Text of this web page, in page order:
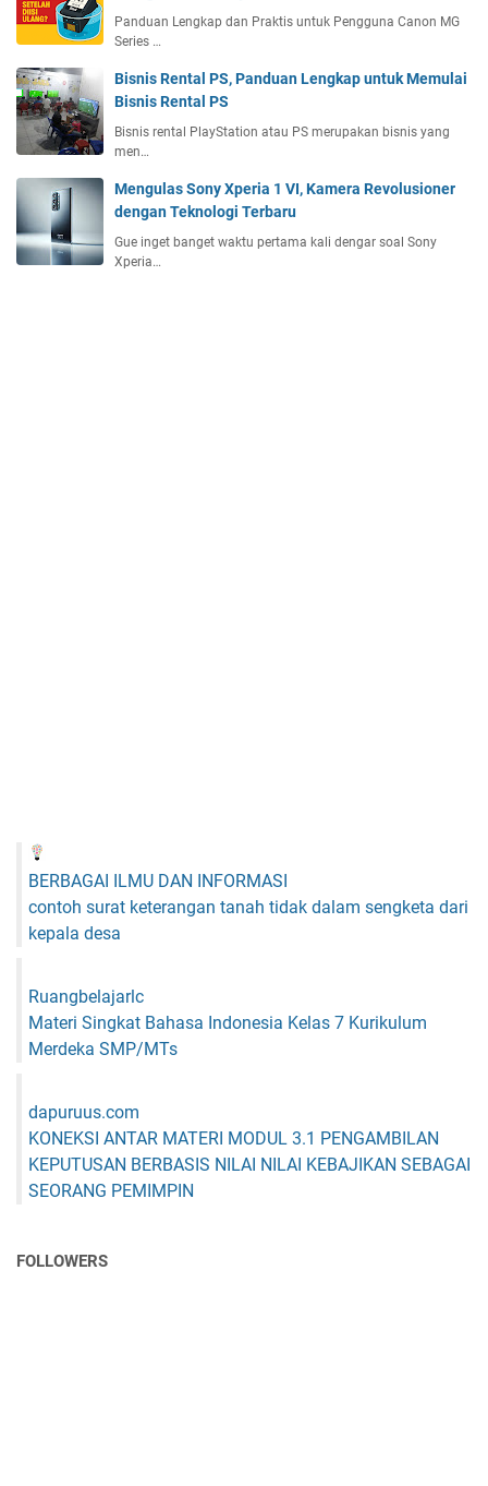
Panduan Lengkap dan Praktis untuk Pengguna Canon MG
Series …
Bisnis Rental PS, Panduan Lengkap untuk Memulai
Bisnis Rental PS
Bisnis rental PlayStation atau PS merupakan bisnis yang
men…
Mengulas Sony Xperia 1 VI, Kamera Revolusioner
dengan Teknologi Terbaru
Gue inget banget waktu pertama kali dengar soal Sony
Xperia…
BERBAGAI ILMU DAN INFORMASI
contoh surat keterangan tanah tidak dalam sengketa dari
kepala desa
Ruangbelajarlc
Materi Singkat Bahasa Indonesia Kelas 7 Kurikulum
Merdeka SMP/MTs
dapuruus.com
KONEKSI ANTAR MATERI MODUL 3.1 PENGAMBILAN
KEPUTUSAN BERBASIS NILAI NILAI KEBAJIKAN SEBAGAI
SEORANG PEMIMPIN
FOLLOWERS